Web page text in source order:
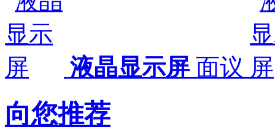
液晶显示屏 面议
向您推荐